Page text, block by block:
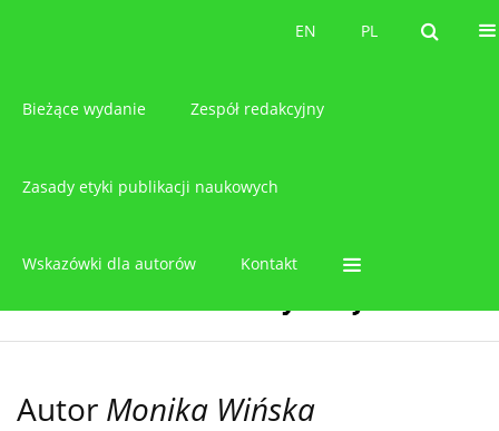
PL
EN PL
EN
Bieżące wydanie Zespół redakcyjny
Zasady etyki publikacji naukowych
Wskazówki dla autorów Kontakt
Autor Monika Wińska